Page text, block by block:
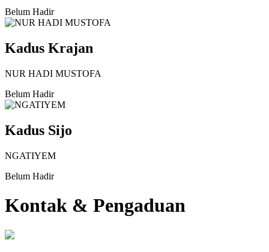
Belum Hadir
Kadus Krajan
NUR HADI MUSTOFA
Belum Hadir
Kadus Sijo
NGATIYEM
Belum Hadir
Kontak & Pengaduan